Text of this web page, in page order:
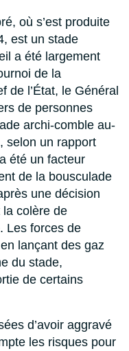
où s’est produite
est un stade
a été largement
de la
de l’État, le Général
de personnes
archi-comble au-
selon un rapport
été un facteur
de la bousculade
une décision
colère de
Les forces de
lançant des gaz
du stade,
de certains
d’avoir aggravé
les risques pour